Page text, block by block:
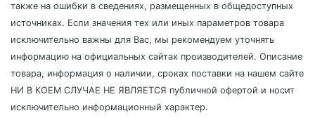
также на ошибки в сведениях, размещенных в общедоступных
источниках. Если значения тех или иных параметров товара
исключительно важны для Вас, мы рекомендуем уточнять
информацию на официальных сайтах производителей. Описание
товара, информация о наличии, сроках поставки на нашем сайте
НИ В КОЕМ СЛУЧАЕ НЕ ЯВЛЯЕТСЯ публичной офертой и носит
исключительно информационный характер.